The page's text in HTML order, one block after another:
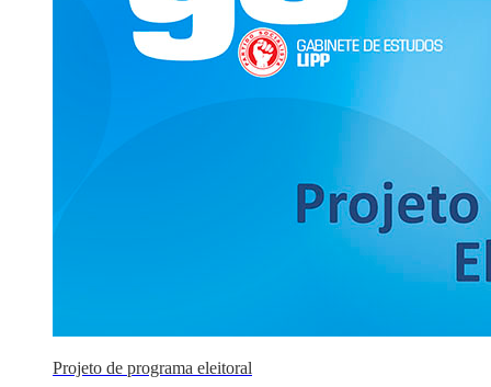
Projeto de programa eleitoral